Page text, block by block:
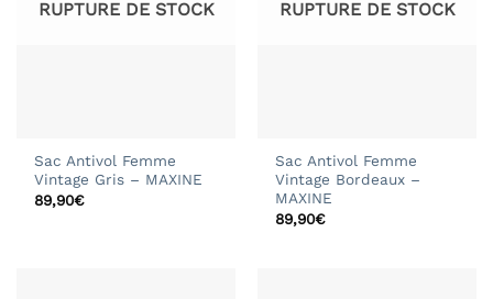
RUPTURE DE STOCK
Sac Antivol Femme
Vintage Gris – MAXINE
89,90€
RUPTURE DE STOCK
Sac Antivol Femme
Vintage Bordeaux –
MAXINE
89,90€